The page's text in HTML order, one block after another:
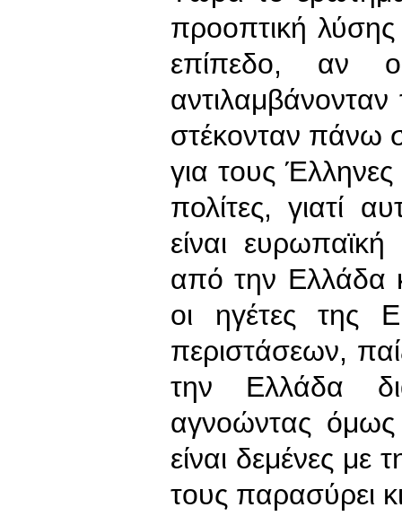
προοπτική
επίπεδο, αν
αντιλαμβάνονταν
στέκονταν πάνω
για τους
πολίτες, γιατί
είναι
από την Ελλάδα
οι ηγέτες της
περιστάσεων,
την Ελλάδα
αγνοώντας όμως
είναι δεμένες με
τους παρασύρει